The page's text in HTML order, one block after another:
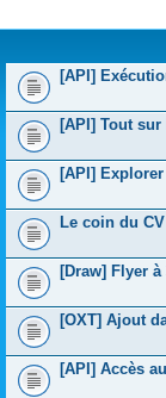
[API]
[API] Tout
[API]
Le coin du CV
[Draw] Flyer
[OXT] Ajout
[API] Accès